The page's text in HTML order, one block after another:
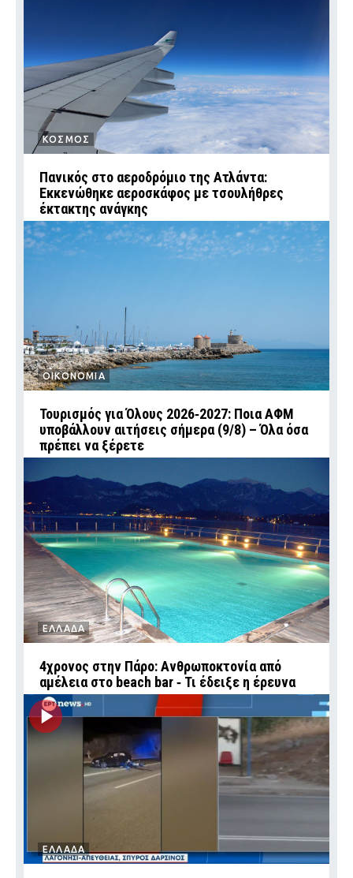
ΚΟΣΜΟΣ
Πανικός στο αεροδρόμιο της Ατλάντα:
Εκκενώθηκε αεροσκάφος με τσουλήθρες
έκτακτης ανάγκης
ΟΙΚΟΝΟΜΙΑ
Τουρισμός για Όλους 2026‑2027: Ποια ΑΦΜ
υποβάλλουν αιτήσεις σήμερα (9/8) – Όλα όσα
πρέπει να ξέρετε
ΕΛΛΑΔΑ
4χρονος στην Πάρο: Ανθρωποκτονία από
αμέλεια στο beach bar ‑ Τι έδειξε η έρευνα
ΕΛΛΑΔΑ